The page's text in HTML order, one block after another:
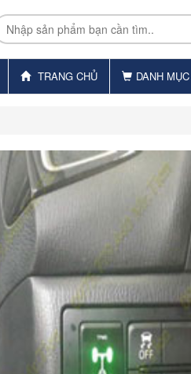
TRANG CHỦ DANH